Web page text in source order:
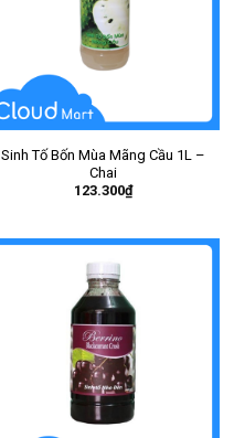
Sinh Tố Bốn Mùa Mãng Cầu 1L –
Chai
123.300₫